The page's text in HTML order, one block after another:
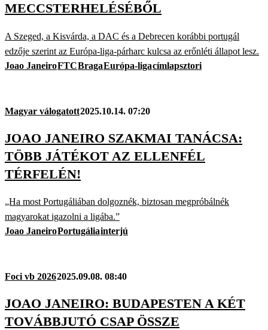
MECCSTERHELÉSÉBŐL
A Szeged, a Kisvárda, a DAC és a Debrecen korábbi portugál
edzője szerint az Európa-liga-párharc kulcsa az erőnléti állapot lesz.
Joao JaneiroFTCBragaEurópa-ligacímlapsztori
Magyar válogatott2025.10.14. 07:20
JOAO JANEIRO SZAKMAI TANÁCSA:
TÖBB JÁTÉKOT AZ ELLENFÉL
TÉRFELÉN!
„Ha most Portugáliában dolgoznék, biztosan megpróbálnék
magyarokat igazolni a ligába.”
Joao JaneiroPortugáliainterjú
Foci vb 20262025.09.08. 08:40
JOAO JANEIRO: BUDAPESTEN A KÉT
TOVÁBBJUTÓ CSAP ÖSSZE